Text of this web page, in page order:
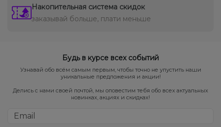
Накопительная система скидок
заказывай больше, плати меньше
Будь в курсе всех событий
Узнавай обо всём самым первым, чтобы точно не упустить наши
уникальные предложения и акции!
Делись с нами своей почтой, мы оповестим тебя обо всех актуальных
новинках, акциях и скидках!